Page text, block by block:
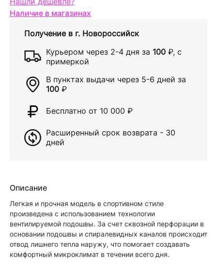
Наличие в магазинах
Получение в г. Новороссийск
Курьером через 2-4 дня за 100 ₽, с
примеркой
В пунктах выдачи через 5-6 дней за
100 ₽
Бесплатно от 10 000 ₽
Расширенный срок возврата - 30
дней
Описание
Легкая и прочная модель в спортивном стиле
произведена с использованием технологии
вентилируемой подошвы. За счет сквозной перфорации в
основании подошвы и спиралевидных каналов происходит
отвод лишнего тепла наружу, что помогает создавать
комфортный микроклимат в течении всего дня.